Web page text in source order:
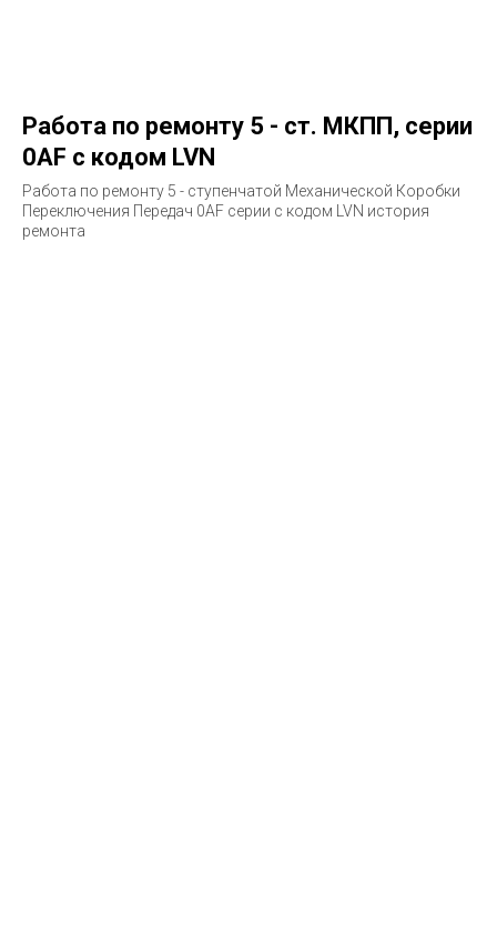
Работа по ремонту 5 - ст. МКПП, серии
0AF с кодом LVN
Работа по ремонту 5 - ступенчатой Механической Коробки
Переключения Передач 0AF серии с кодом LVN история
ремонта